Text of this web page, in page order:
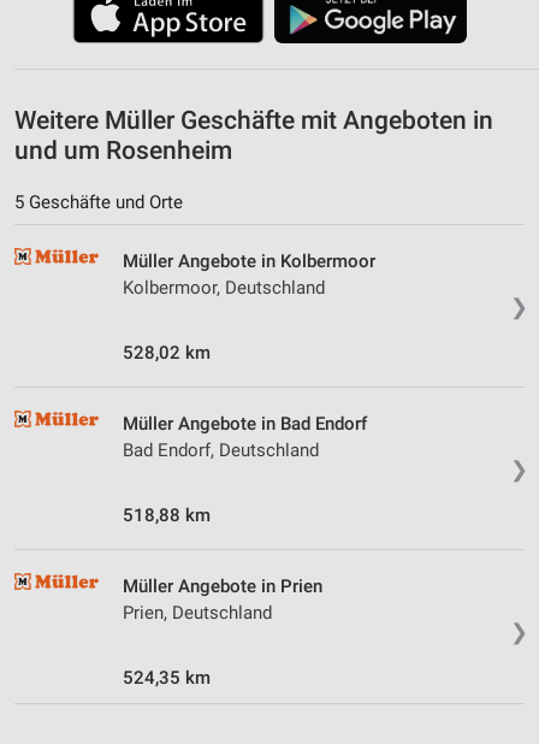
Weitere Müller Geschäfte mit Angeboten in
und um Rosenheim
5 Geschäfte und Orte
❯
Müller Angebote in Kolbermoor
Kolbermoor, Deutschland
528,02 km
❯
Müller Angebote in Bad Endorf
Bad Endorf, Deutschland
518,88 km
❯
Müller Angebote in Prien
Prien, Deutschland
524,35 km
Geräte anhand von aktiv angeforderten
Notwendig
Performance